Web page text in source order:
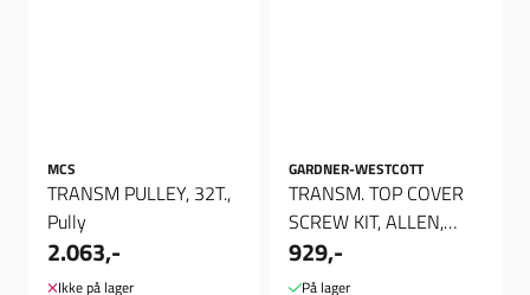
MCS
TRANSM PULLEY, 32T.,
Pully
2.063,-
Ikke på lager
GARDNER-WESTCOTT
TRANSM. TOP COVER
SCREW KIT, ALLEN,
Bolte set
929,-
På lager